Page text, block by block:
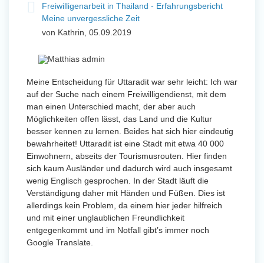
Freiwilligenarbeit in Thailand - Erfahrungsbericht
Meine unvergessliche Zeit
von Kathrin, 05.09.2019
Meine Entscheidung für Uttaradit war sehr leicht: Ich war
auf der Suche nach einem Freiwilligendienst, mit dem
man einen Unterschied macht, der aber auch
Möglichkeiten offen lässt, das Land und die Kultur
besser kennen zu lernen. Beides hat sich hier eindeutig
bewahrheitet! Uttaradit ist eine Stadt mit etwa 40 000
Einwohnern, abseits der Tourismusrouten. Hier finden
sich kaum Ausländer und dadurch wird auch insgesamt
wenig Englisch gesprochen. In der Stadt läuft die
Verständigung daher mit Händen und Füßen. Dies ist
allerdings kein Problem, da einem hier jeder hilfreich
und mit einer unglaublichen Freundlichkeit
entgegenkommt und im Notfall gibt’s immer noch
Google Translate.